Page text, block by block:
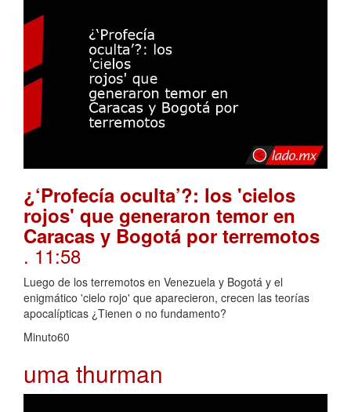
¿‘Profecía oculta’?: los 'cielos
rojos' que generaron temor en
Caracas y Bogotá por terremotos
. 11:58
Luego de los terremotos en Venezuela y Bogotá y el
enigmático 'cielo rojo' que aparecieron, crecen las teorías
apocalípticas ¿Tienen o no fundamento?
Minuto60
uma thurman